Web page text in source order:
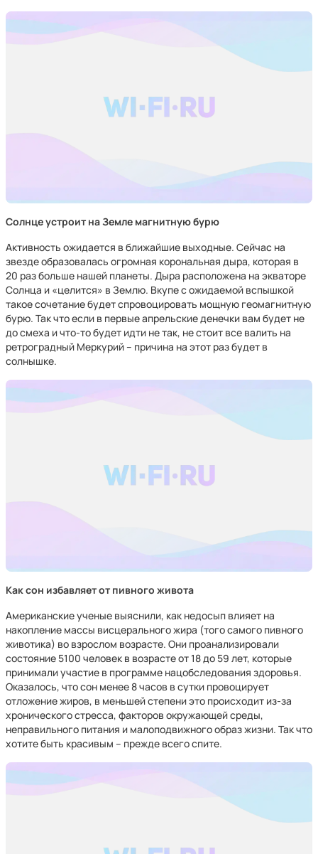
Солнце устроит на Земле магнитную бурю
Активность ожидается в ближайшие выходные. Сейчас на
звезде образовалась огромная корональная дыра, которая в
20 раз больше нашей планеты. Дыра расположена на экваторе
Солнца и «целится» в Землю. Вкупе с ожидаемой вспышкой
такое сочетание будет спровоцировать мощную геомагнитную
бурю. Так что если в первые апрельские денечки вам будет не
до смеха и что-то будет идти не так, не стоит все валить на
ретроградный Меркурий – причина на этот раз будет в
солнышке.
Как сон избавляет от пивного живота
Американские ученые выяснили, как недосып влияет на
накопление массы висцерального жира (того самого пивного
животика) во взрослом возрасте. Они проанализировали
состояние 5100 человек в возрасте от 18 до 59 лет, которые
принимали участие в программе нацобследования здоровья.
Оказалось, что сон менее 8 часов в сутки провоцирует
отложение жиров, в меньшей степени это происходит из-за
хронического стресса, факторов окружающей среды,
неправильного питания и малоподвижного образ жизни. Так что
хотите быть красивым – прежде всего спите.